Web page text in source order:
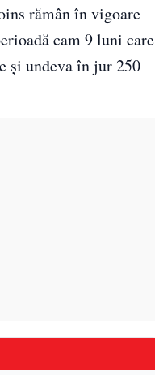
rămân în vigoare
cam 9 luni care
şi undeva în jur 250